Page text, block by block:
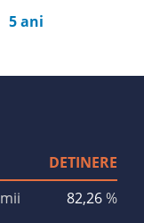
5 ani
DETINERE
mii 82,26%